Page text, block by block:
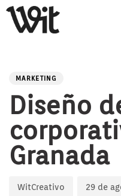
MARKETING
Diseño
Granada
WitCreativo 29 de